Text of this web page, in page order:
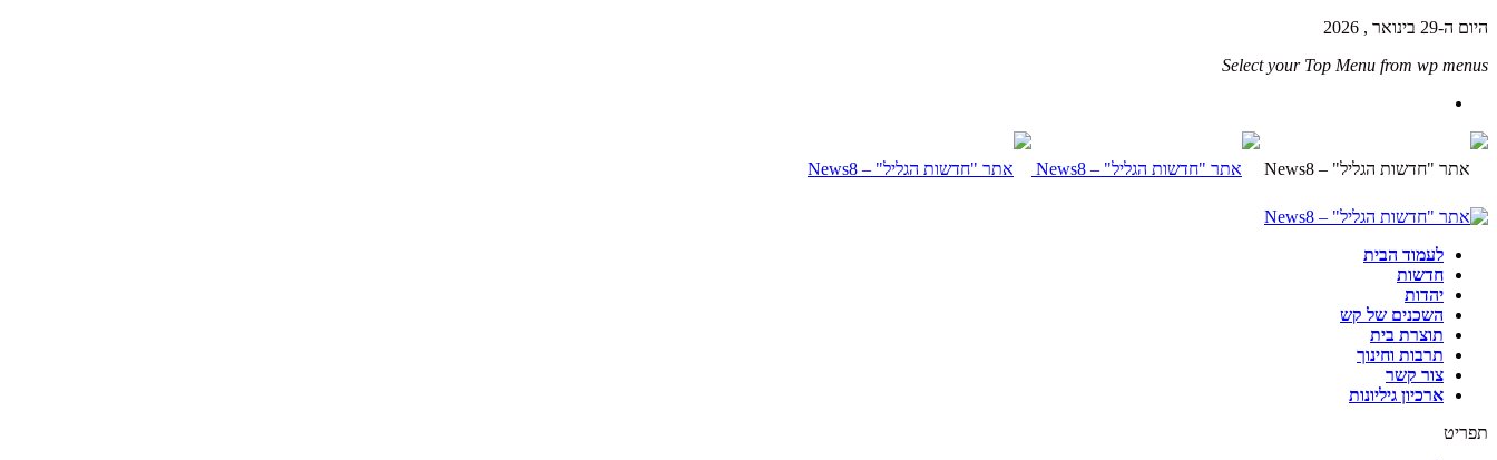
היום ה-29 בינואר , 2026
Select your Top Menu from wp menus
לעמוד הבית
חדשות
יהדות
השכנים של קש
תוצרת בית
תרבות וחינוך
צור קשר
ארכיון גיליונות
תפריט